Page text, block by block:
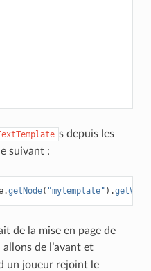
s depuis les
suivant :
.getNode( "mytemplate" ).
de la mise en page de
allons de l’avant et
un joueur rejoint le